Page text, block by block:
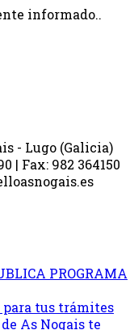
informado..
- Lugo (Galicia)
| Fax: 982 364150
PROGRAMA
tus trámites
As Nogais te